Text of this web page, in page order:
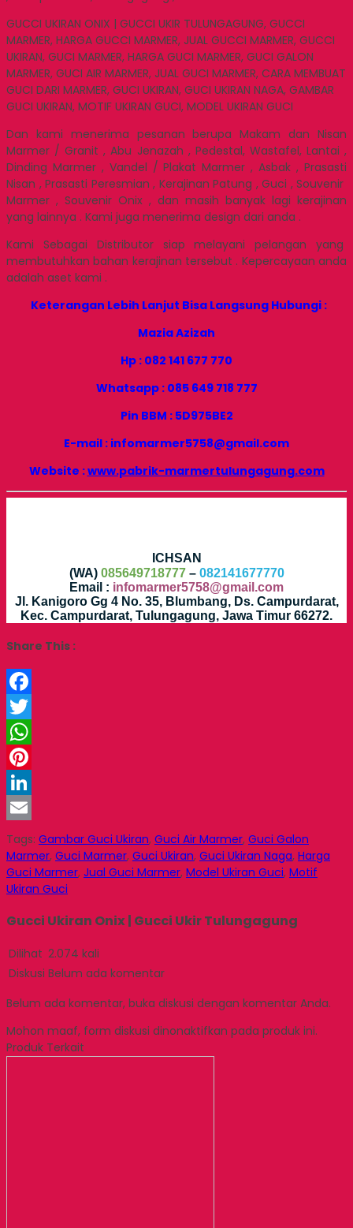
GUCCI UKIRAN ONIX | GUCCI UKIR TULUNGAGUNG, GUCCI
MARMER, HARGA GUCCI MARMER, JUAL GUCCI MARMER, GUCCI
UKIRAN, GUCI MARMER, HARGA GUCI MARMER, GUCI GALON
MARMER, GUCI AIR MARMER, JUAL GUCI MARMER, CARA MEMBUAT
GUCI DARI MARMER, GUCI UKIRAN, GUCI UKIRAN NAGA, GAMBAR
GUCI UKIRAN, MOTIF UKIRAN GUCI, MODEL UKIRAN GUCI
Dan kami menerima pesanan berupa Makam dan Nisan
Marmer / Granit , Abu Jenazah , Pedestal, Wastafel, Lantai ,
Dinding Marmer , Vandel / Plakat Marmer , Asbak , Prasasti
Nisan , Prasasti Peresmian , Kerajinan Patung , Guci , Souvenir
Marmer , Souvenir Onix , dan masih banyak lagi kerajinan
yang lainnya . Kami juga menerima design dari anda .
Kami Sebagai Distributor siap melayani pelangan yang
membutuhkan bahan kerajinan tersebut . Kepercayaan anda
adalah aset kami .
Keterangan Lebih Lanjut Bisa Langsung Hubungi :
Mazia Azizah
Hp : 082 141 677 770
Whatsapp : 085 649 718 777
Pin BBM : 5D975BE2
E-mail : infomarmer5758@gmail.com
Website :www.pabrik-marmertulungagung.com
ICHSAN
(WA) 085649718777– 082141677770
Email : infomarmer5758@gmail.com
Jl. Kanigoro Gg 4 No. 35, Blumbang, Ds. Campurdarat,
Kec. Campurdarat, Tulungagung, Jawa Timur 66272.
Share This :
Facebook
Twitter
WhatsApp
Pinterest
LinkedIn
Email
Tags: Gambar Guci Ukiran, Guci Air Marmer, Guci Galon
Marmer, Guci Marmer, Guci Ukiran, Guci Ukiran Naga, Harga
Guci Marmer, Jual Guci Marmer, Model Ukiran Guci, Motif
Ukiran Guci
Gucci Ukiran Onix | Gucci Ukir Tulungagung
Dilihat 2.074 kali
Diskusi Belum ada komentar
Belum ada komentar, buka diskusi dengan komentar Anda.
Mohon maaf, form diskusi dinonaktifkan pada produk ini.
Produk Terkait